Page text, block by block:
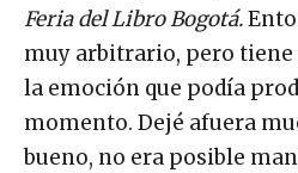
Feria del Libro Bogotá.
muy arbitrario, pero tiene
la emoción que podía
momento. Dejé afuera
bueno, no era posible